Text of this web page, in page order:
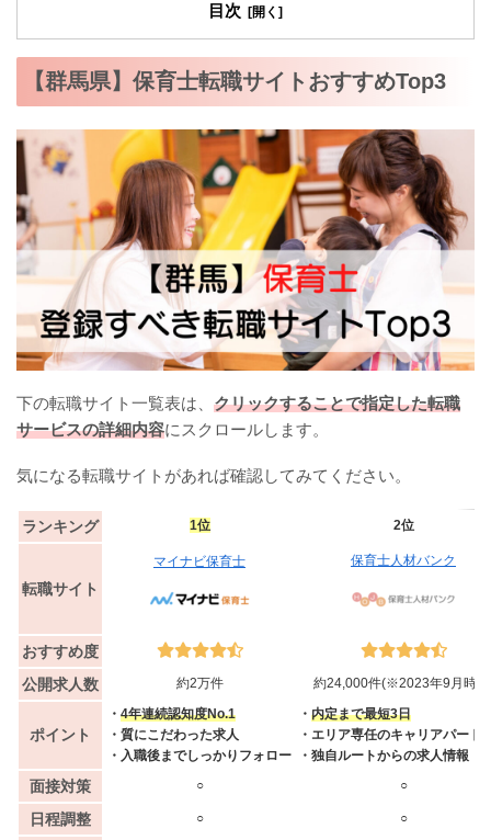
目次
【群馬県】保育士転職サイトおすすめTop3
下の転職サイト一覧表は、 クリックすることで指定した転職
サービスの詳細内容にスクロールします。
気になる転職サイトがあれば確認してみてください。
ランキング 1位 2位
転職サイト
マイナビ保育士 保育士人材バンク
おすすめ度
公開求人数
約2万件 約24,000件(※2023年9月時
ポイント
・ 4年連続認知度No.1
・質にこだわった求人
・入職後までしっかりフォロー
・ 内定まで最短3日
・エリア専任のキャリアパート
・独自ルートからの求人情報
面接対策 ○ ○
日程調整 ○ ○